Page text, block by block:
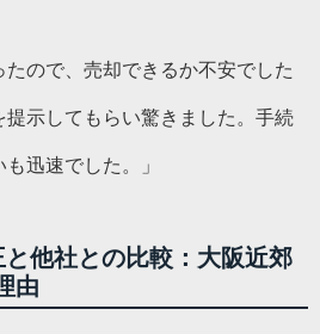
たので、売却できるか不安でした
示してもらい驚きました。手続
迅速でした。」
他社との比較：大阪近郊
由